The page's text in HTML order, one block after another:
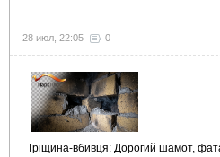
28 июл, 22:05 0
Тріщина-вбивця: Дорогий шамот,